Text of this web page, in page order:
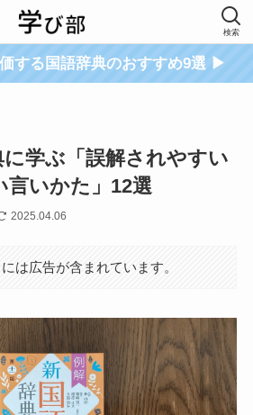
検索
する国語辞典のおすすめ9選 ▶
学ぶ「誤解されやすい
言いかた」12選
2025.04.06
は広告が含まれています。